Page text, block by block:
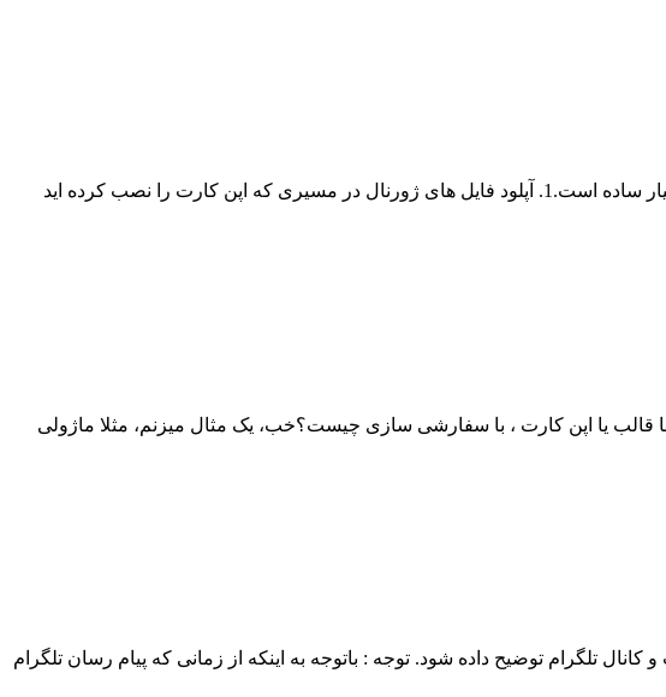
در این مطلب سعی می کنیم به خیلی ساده و خلاصه توضیح دهیم چطور قالب ژورنال را در اپن کارت نصب کنید.مراحل بسیار ساده است.1. آپلود فایل های ژورنال در مسیری که اپن کارت را نصب کرده اید
یا اپن کارت ، با سفارشی سازی چیست؟خب، یک مثال میزنم، مثلا ماژولی
تلگرام توضیح داده شود. توجه : باتوجه به اینکه از زمانی که پیام رسان تلگرام